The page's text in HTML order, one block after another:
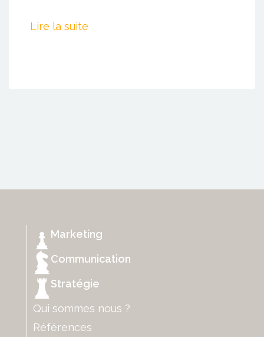
Lire la suite
Marketing
Communication
Stratégie
Qui sommes nous ?
Références